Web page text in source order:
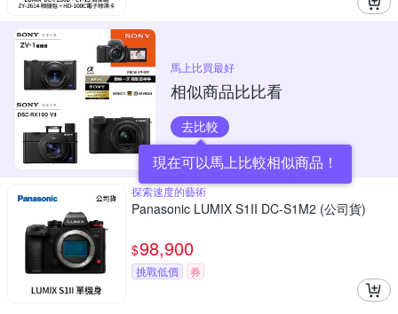
馬上比買最好
相似商品比比看
去比較
現在可以馬上比較相似商品！
探索速度的藝術
Panasonic LUMIX S1II DC-S1M2 (公司貨)
$98,900
挑戰低價 券